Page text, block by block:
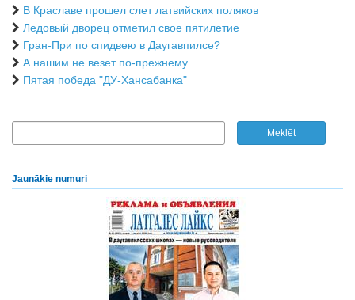
В Краславе прошел слет латвийских поляков
Ледовый дворец отметил свое пятилетие
Гран-При по спидвею в Даугавпилсе?
А нашим не везет по-прежнему
Пятая победа "ДУ-Хансабанка"
Jaunākie numuri